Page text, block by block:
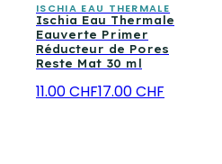
ISCHIA EAU THERMALE
Ischia Eau Thermale
Eauverte Primer
Réducteur de Pores
Reste Mat 30 ml
11.00 CHF17.00 CHF